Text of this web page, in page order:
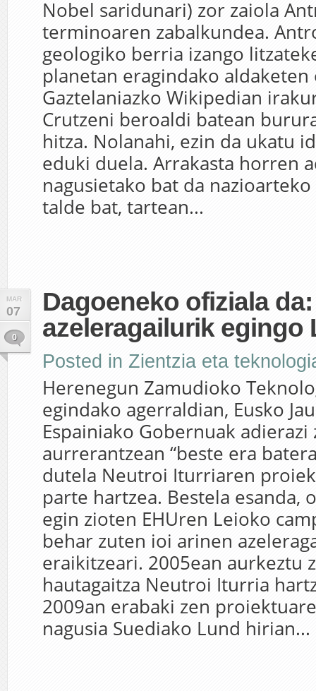
Nobel saridunari) zor zaiola
terminoaren zabalkundea.
geologiko berria izango
planetan eragindako
Gaztelaniazko Wikipedian
Crutzeni beroaldi batean
hitza. Nolanahi, ezin da ukatu
eduki duela. Arrakasta horren
nagusietako bat da
talde bat, tartean...
MAR
07
0
Dagoeneko ofiziala
azeleragailurik egingo
Posted in Zientzia eta
Herenegun Zamudioko
egindako agerraldian, Eusko
Espainiako Gobernuak adierazi
aurrerantzean “beste era
dutela Neutroi Iturriaren
parte hartzea. Bestela esanda,
egin zioten EHUren Leioko
behar zuten ioi arinen
eraikitzeari. 2005ean aurkeztu
hautagaitza Neutroi Iturria
2009an erabaki zen
nagusia Suediako Lund hirian...